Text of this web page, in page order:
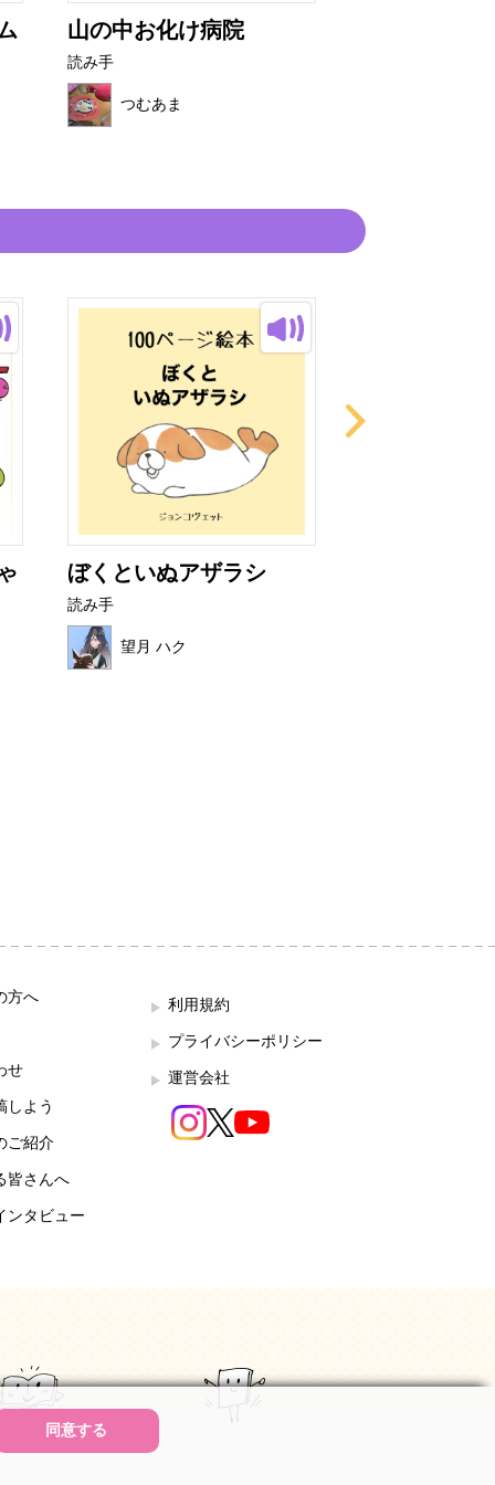
山の中お化け病院
読み手
つむあま
ぼくといぬアザラシ
読み手
望月 ハク
方へ
せ
しよう
ご紹介
皆さんへ
ンタビュー
利用規約
プライバシーポリシー
運営会社
同意する